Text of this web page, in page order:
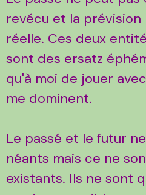
revécu et la prévision
réelle. Ces deux
sont des ersatz
qu'à moi de jouer
me dominent.
Le passé et le futur
néants mais ce ne
existants. Ils ne sont